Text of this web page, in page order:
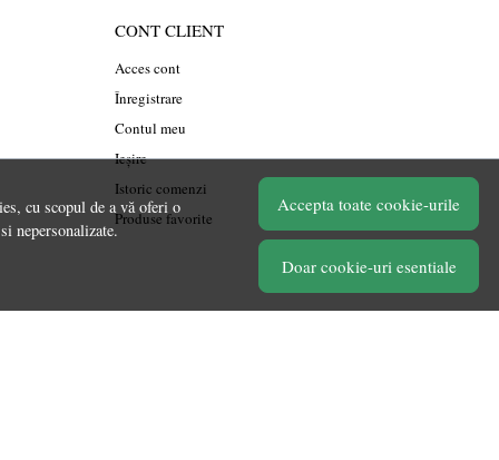
cu scopul de a vă oferi o
nepersonalizate.
Accepta toate cookie-urile
Doar cookie-uri esentiale
CONT CLIENT
Acces cont
Înregistrare
Contul meu
Ieșire
Istoric comenzi
Produse favorite